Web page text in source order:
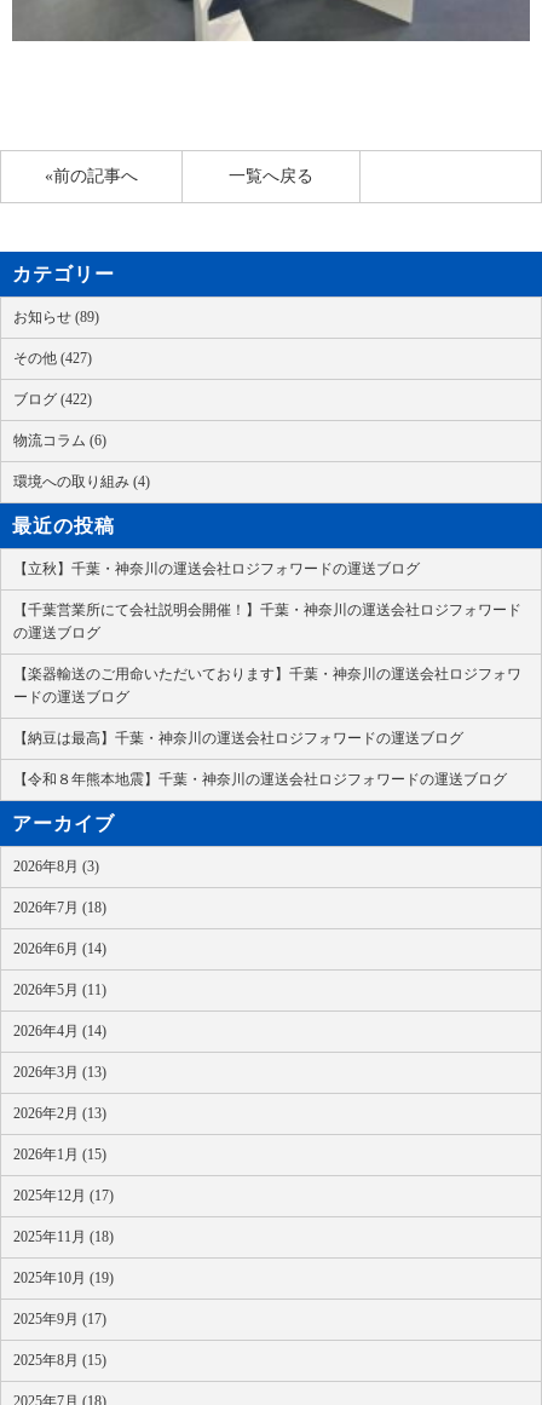
«前の記事へ 一覧へ戻る
カテゴリー
お知らせ (89)
その他 (427)
ブログ (422)
物流コラム (6)
環境への取り組み (4)
最近の投稿
【立秋】千葉・神奈川の運送会社ロジフォワードの運送ブログ
【千葉営業所にて会社説明会開催！】千葉・神奈川の運送会社ロジフォワード
の運送ブログ
【楽器輸送のご用命いただいております】千葉・神奈川の運送会社ロジフォワ
ードの運送ブログ
【納豆は最高】千葉・神奈川の運送会社ロジフォワードの運送ブログ
【令和８年熊本地震】千葉・神奈川の運送会社ロジフォワードの運送ブログ
アーカイブ
2026年8月 (3)
2026年7月 (18)
2026年6月 (14)
2026年5月 (11)
2026年4月 (14)
2026年3月 (13)
2026年2月 (13)
2026年1月 (15)
2025年12月 (17)
2025年11月 (18)
2025年10月 (19)
2025年9月 (17)
2025年8月 (15)